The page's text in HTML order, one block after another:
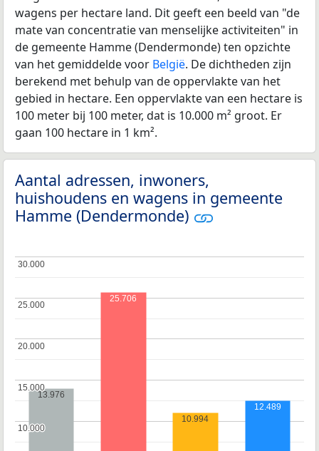
wagens per hectare land. Dit geeft een beeld van "de
mate van concentratie van menselijke activiteiten" in
de gemeente Hamme (Dendermonde) ten opzichte
van het gemiddelde voor België. De dichtheden zijn
berekend met behulp van de oppervlakte van het
gebied in hectare. Een oppervlakte van een hectare is
100 meter bij 100 meter, dat is 10.000 m² groot. Er
gaan 100 hectare in 1 km².
Aantal adressen, inwoners,
huishoudens en wagens in gemeente
Hamme (Dendermonde)
10.000
10.000
15.000
15.000
20.000
20.000
25.000
25.000
30.000
30.000
13.976
25.706
10.994
12.489